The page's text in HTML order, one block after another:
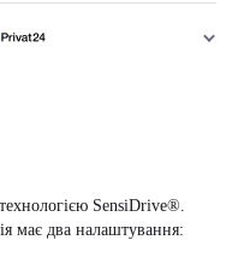
SensiDrive®.
має два налаштування: